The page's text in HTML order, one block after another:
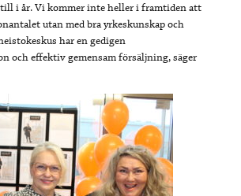
i år. Vi kommer inte heller i framtiden att
utan med bra yrkeskunskap och
har en gedigen
och effektiv gemensam försäljning, säger